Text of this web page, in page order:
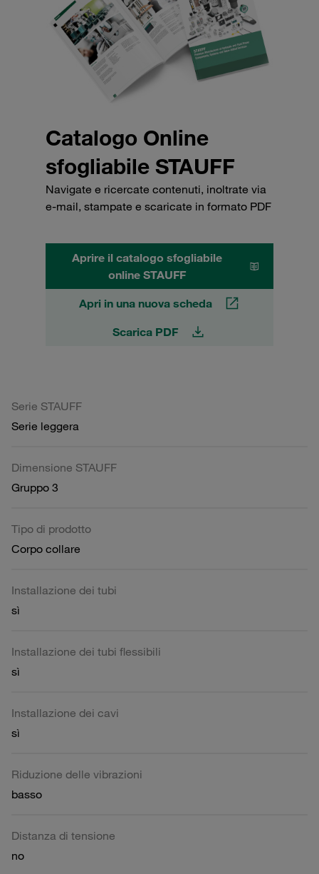
Catalogo Online
sfogliabile STAUFF
Navigate e ricercate contenuti, inoltrate via
e-mail, stampate e scaricate in formato PDF
Aprire il catalogo sfogliabile
online STAUFF
Apri in una nuova scheda
Scarica PDF
Serie STAUFF
Serie leggera
Dimensione STAUFF
Gruppo 3
Tipo di prodotto
Corpo collare
Installazione dei tubi
sì
Installazione dei tubi flessibili
sì
Installazione dei cavi
sì
Riduzione delle vibrazioni
basso
Distanza di tensione
no